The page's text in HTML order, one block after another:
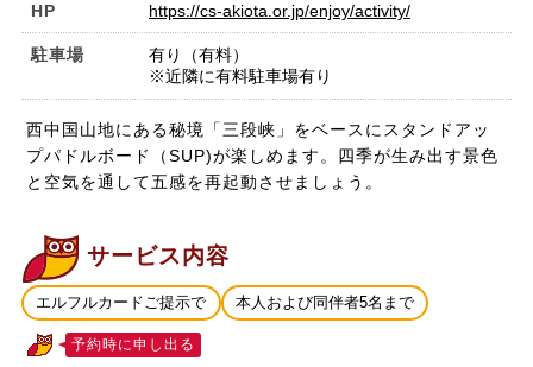
HP https://cs-akiota.or.jp/enjoy/activity/
駐車場
有り（有料）
※近隣に有料駐車場有り
西中国山地にある秘境「三段峡」をベースにスタンドアッ
プパドルボード（SUP)が楽しめます。四季が生み出す景色
と空気を通して五感を再起動させましょう。
サービス内容
エルフルカードご提示で 本人および同伴者5名まで
予約時に申し出る